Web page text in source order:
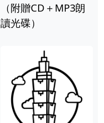
（附贈CD＋MP3朗
讀光碟）